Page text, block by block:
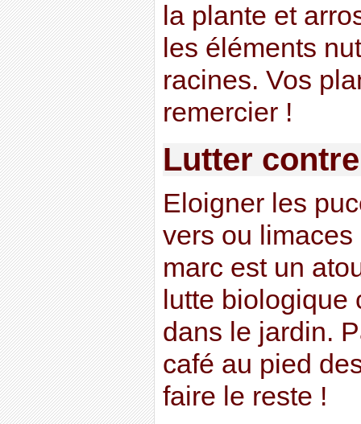
la plante et
les éléments
racines. Vos
remercier !
Lutter
Eloigner les
vers ou
marc est un
lutte
dans le jardin.
café au pied
faire le reste !